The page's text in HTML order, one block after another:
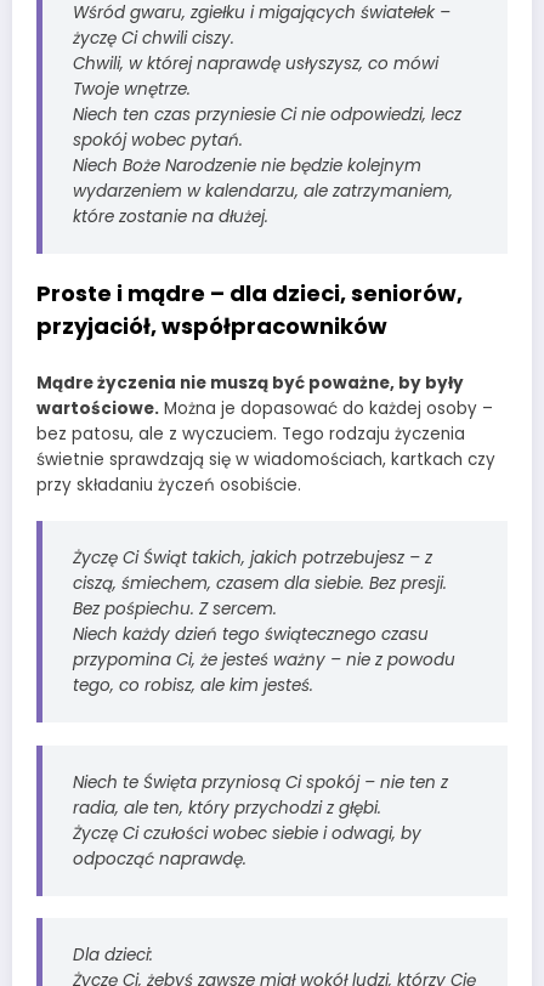
Wśród gwaru, zgiełku i migających światełek –
życzę Ci chwili ciszy.
Chwili, w której naprawdę usłyszysz, co mówi
Twoje wnętrze.
Niech ten czas przyniesie Ci nie odpowiedzi, lecz
spokój wobec pytań.
Niech Boże Narodzenie nie będzie kolejnym
wydarzeniem w kalendarzu, ale zatrzymaniem,
które zostanie na dłużej.
Proste i mądre – dla dzieci, seniorów,
przyjaciół, współpracowników
Mądre życzenia nie muszą być poważne, by były
wartościowe. Można je dopasować do każdej osoby –
bez patosu, ale z wyczuciem. Tego rodzaju życzenia
świetnie sprawdzają się w wiadomościach, kartkach czy
przy składaniu życzeń osobiście.
Życzę Ci Świąt takich, jakich potrzebujesz – z
ciszą, śmiechem, czasem dla siebie. Bez presji.
Bez pośpiechu. Z sercem.
Niech każdy dzień tego świątecznego czasu
przypomina Ci, że jesteś ważny – nie z powodu
tego, co robisz, ale kim jesteś.
Niech te Święta przyniosą Ci spokój – nie ten z
radia, ale ten, który przychodzi z głębi.
Życzę Ci czułości wobec siebie i odwagi, by
odpocząć naprawdę.
Dla dzieci:
Życzę Ci, żebyś zawsze miał wokół ludzi, którzy Cię